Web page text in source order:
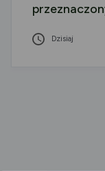
Dzisiaj